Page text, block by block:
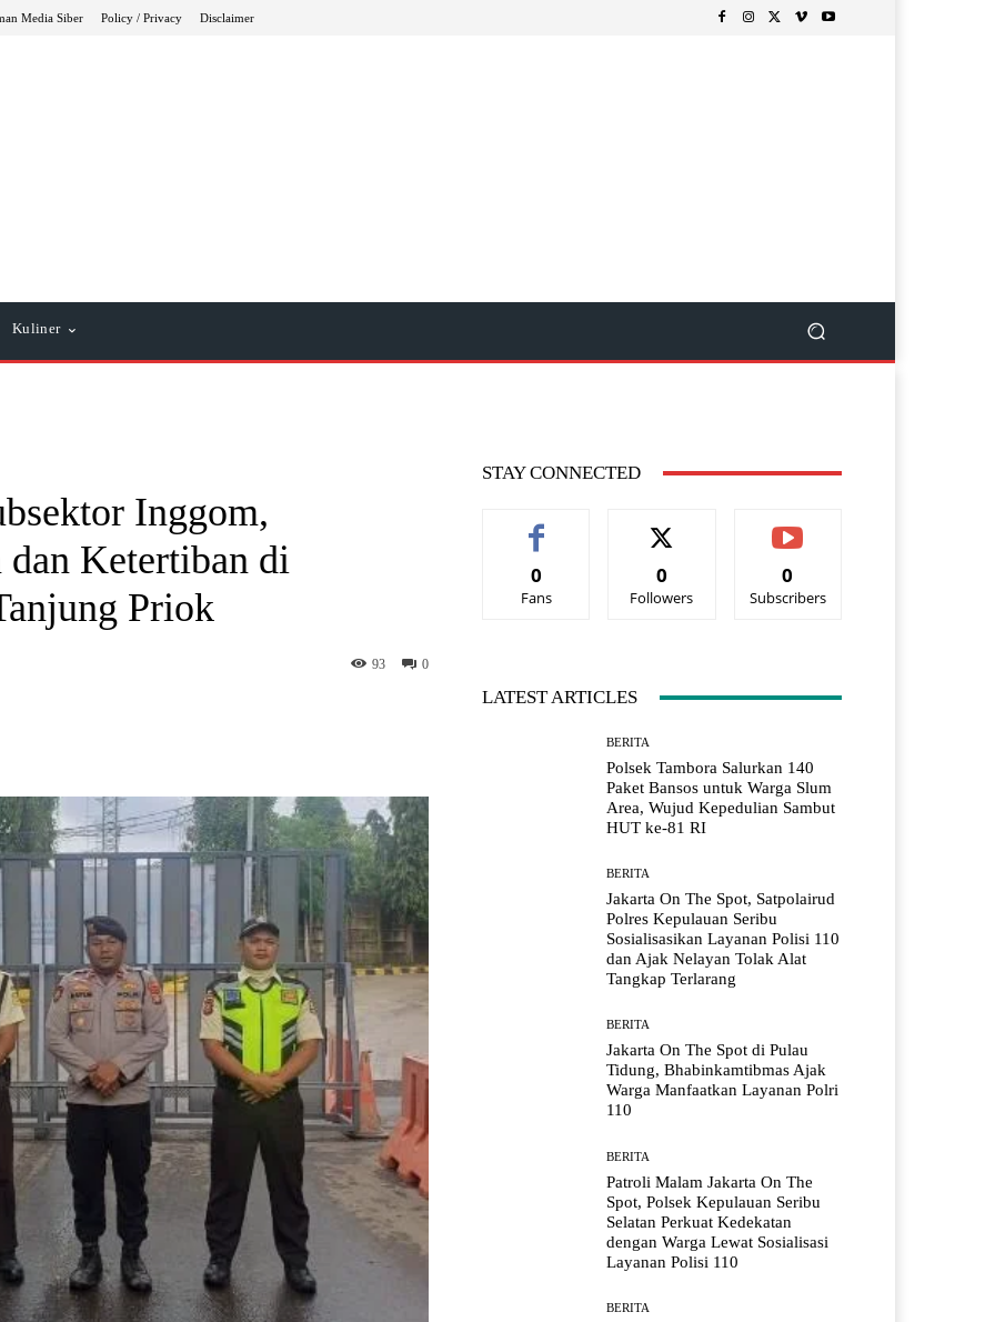
Media Siber Policy / Privacy Disclaimer
Kuliner
Inggom,
Ketertiban di
Priok
0
93
STAY CONNECTED
0
Fans
0
Followers
0
Subscribers
LATEST ARTICLES
BERITA
Polsek Tambora Salurkan 140
Paket Bansos untuk Warga Slum
Area, Wujud Kepedulian Sambut
HUT ke-81 RI
BERITA
Jakarta On The Spot, Satpolairud
Polres Kepulauan Seribu
Sosialisasikan Layanan Polisi 110
dan Ajak Nelayan Tolak Alat
Tangkap Terlarang
BERITA
Jakarta On The Spot di Pulau
Tidung, Bhabinkamtibmas Ajak
Warga Manfaatkan Layanan Polri
110
BERITA
Patroli Malam Jakarta On The
Spot, Polsek Kepulauan Seribu
Selatan Perkuat Kedekatan
dengan Warga Lewat Sosialisasi
Layanan Polisi 110
BERITA